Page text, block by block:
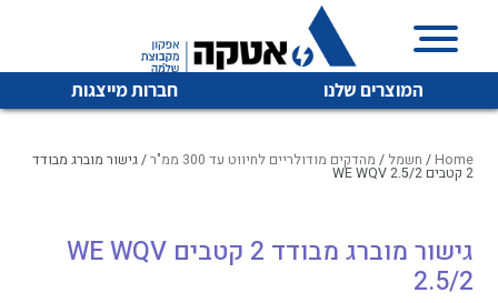
המוצרים שלנו חברות מייצגות
איכות | שרות | זמינות
אטקה בע”מ היא החברה הגדולה והמובילה בישראל בשיווק
לכל מוצרי היצרן לכל מוצרי היצרן
Home
/ חשמל / מהדקים מודולריים לחיווט עד 300 ממ"ר / גישור מוברג מבודד
2 קטבים WE WQV 2.5/2
גישור מוברג מבודד 2 קטבים WE WQV
2.5/2